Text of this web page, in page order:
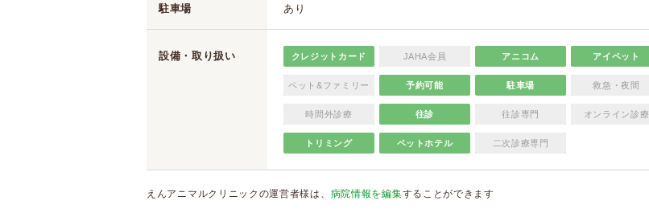
駐車場 あり
設備・取り扱い クレジットカード JAHA会員 アニコム アイペット
ペット&ファミリー 予約可能 駐車場 救急・夜間
時間外診療 往診 往診専門 オンライン診療
トリミング ペットホテル 二次診療専門
えんアニマルクリニックの運営者様は、 病院情報を編集することができます